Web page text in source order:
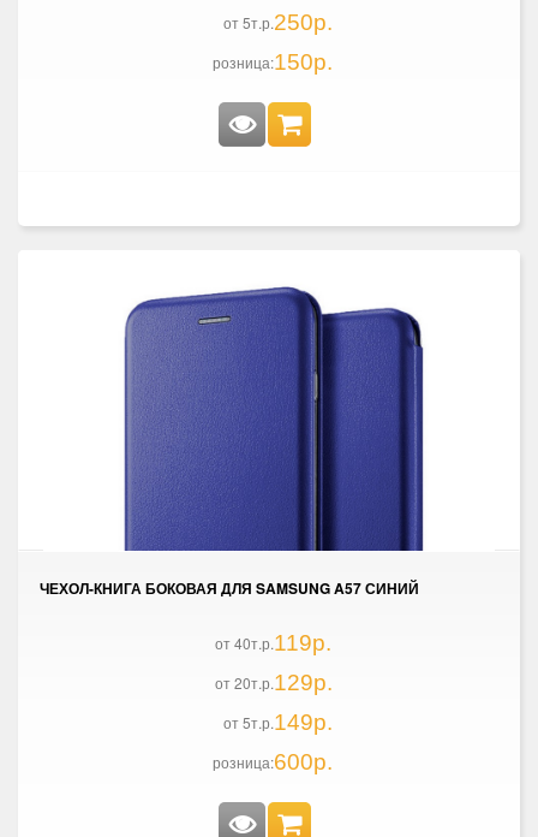
от 5т.р.250р.
розница:150р.
ЧЕХОЛ-КНИГА БОКОВАЯ ДЛЯ SAMSUNG A57 СИНИЙ
от 40т.р.119р.
от 20т.р.129р.
от 5т.р.149р.
розница:600р.